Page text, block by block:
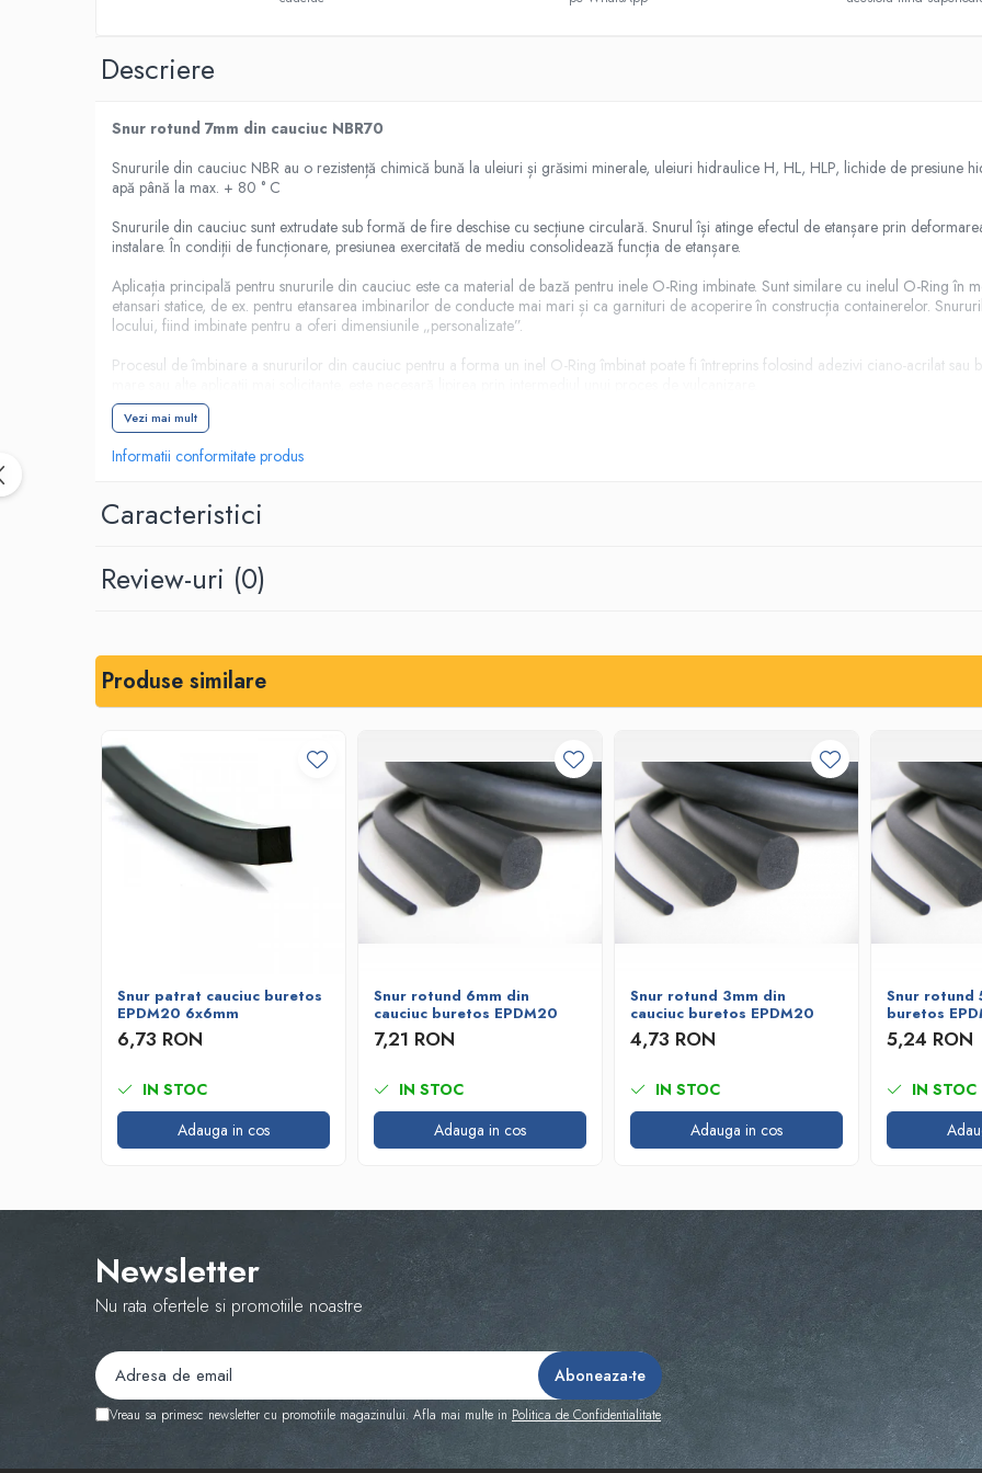
EPDM Spongios
Covor din granule de cauciuc
Covor electroizolant
Aparate reazem din neopren
Adeziv lipire/reparare cauciuc
Benzi transportoare
Placa cauciucare tamburi
Racleti benzi transportoare
Bare de impact
Razuitoare lame zapada
Stalpi pietonali
Limitatore de viteza
Covorase de intrare
Cuplaje elastice
Tip N-EUPEX
Descriere
Snur rotund 7mm din cauciuc NBR70
Snururile din cauciuc NBR au o rezistență chimică bună la uleiuri și grăsimi minerale, uleiuri hidraulice H, HL, HLP, lichide de presiune
apă până la max. + 80 ° C
Snururile din cauciuc sunt extrudate sub formă de fire deschise cu secțiune circulară. Snurul își atinge efectul de etanșare prin
instalare. În condiții de funcționare, presiunea exercitată de mediu consolidează funcția de etanșare.
Aplicația principală pentru snururile din cauciuc este ca material de bază pentru inele O-Ring imbinate. Sunt similare cu inelul O-Ring în
etansari statice, de ex. pentru etansarea imbinarilor de conducte mai mari și ca garnituri de acoperire în construcția containerelor.
locului, fiind imbinate pentru a oferi dimensiunile „personalizate”.
Procesul de îmbinare a snururilor din cauciuc pentru a forma un inel O-Ring îmbinat poate fi întreprins folosind adezivi ciano-acrilat sau
Vezi mai mult
Informatii conformitate produs
Caracteristici
Review-uri (0)
Produse similare
Snur patrat cauciuc buretos
EPDM20 6x6mm
6,73 RON
IN STOC
Adauga in cos
Snur rotund 6mm din
cauciuc buretos EPDM20
7,21 RON
IN STOC
Adauga in cos
Snur rotund 3mm din
cauciuc buretos EPDM20
4,73 RON
IN STOC
Adauga in cos
Snur rotund
buretos
5,24 RON
IN STOC
Newsletter
Nu rata ofertele si promotiile noastre
Vreau sa primesc newsletter cu promotiile magazinului. Afla mai multe in Politica de Confidentialitate